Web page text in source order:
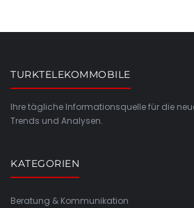
TURKTELEKOMMOBILE
Ihre tägliche Informationsquelle für die
Trends und Analysen.
KATEGORIEN
Beratung & Kommunikation